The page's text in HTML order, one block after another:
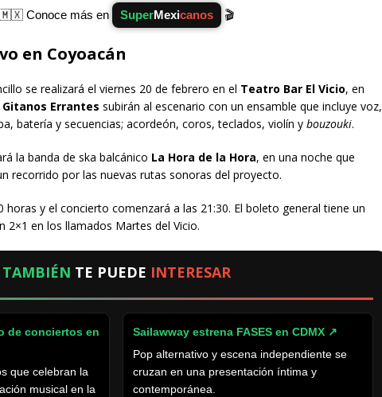
🇲🇽 Conoce más en
SuperMexicanos 🎬
en Coyoacán
se realizará el viernes 20 de febrero en el Teatro Bar El Vicio, en
Errantes subirán al escenario con un ensamble que incluye voz,
batería y secuencias; acordeón, coros, teclados, violín y bouzouki.
la banda de ska balcánico La Hora de la Hora, en una noche que
recorrido por las nuevas rutas sonoras del proyecto.
horas y el concierto comenzará a las 21:30. El boleto general tiene un
en los llamados Martes del Vicio.
TAMBIÉN TE PUEDE INTERESAR
de conciertos en
que celebran la
musical en la
Sailawway estrena FASES en CDMX ↗
Pop alternativo y escena independiente se
cruzan en una presentación íntima y
contemporánea.